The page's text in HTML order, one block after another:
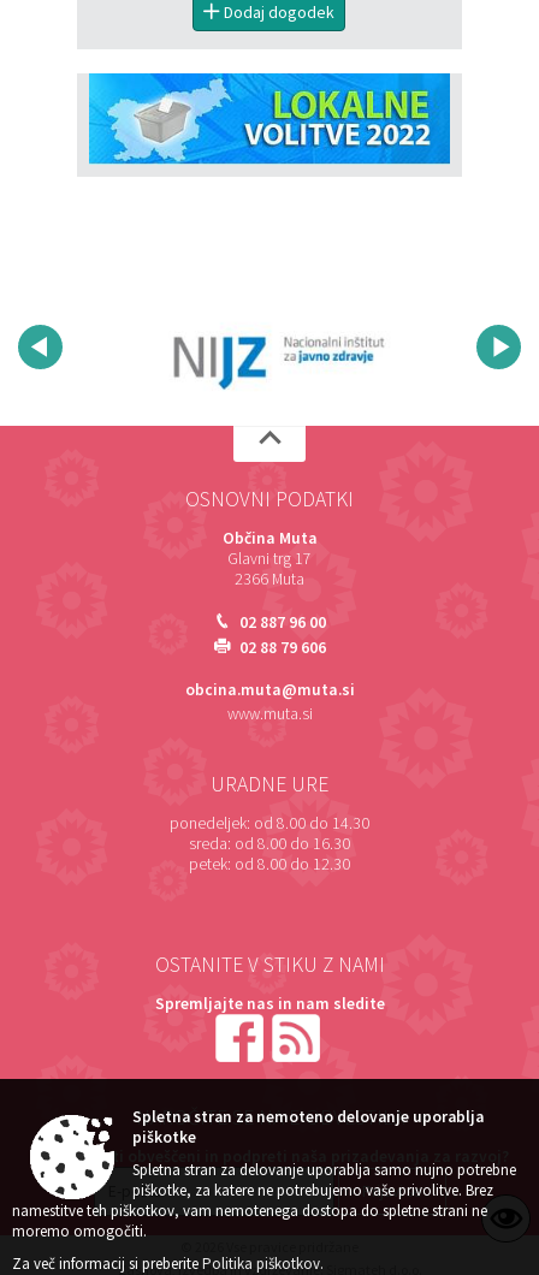
Dodaj dogodek
OSNOVNI PODATKI
Občina Muta
Glavni trg 17
2366 Muta
02 887 96 00
02 88 79 606
obcina.muta@muta.si
www.muta.si
URADNE URE
ponedeljek: od 8.00 do 14.30
sreda: od 8.00 do 16.30
petek: od 8.00 do 12.30
OSTANITE V STIKU Z NAMI
Spremljajte nas in nam sledite
NAROČITE SE NA E-OBVESTILA
Želite ostati obveščeni in podpreti naša prizadevanja za razvoj?
Zasnova, izvedba in vzdrževanje: Sigmateh d.o.o.
Spletna stran za nemoteno delovanje uporablja
piškotke
Spletna stran za delovanje uporablja samo nujno potrebne
piškotke, za katere ne potrebujemo vaše privolitve. Brez
namestitve teh piškotkov, vam nemotenega dostopa do spletne strani ne
moremo omogočiti.
Za več informacij si preberitePolitika piškotkov.